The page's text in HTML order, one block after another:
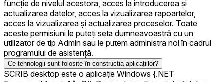
funcție de nivelul acestora, acces la introducerea și
actualizarea datelor, acces la vizualizarea rapoartelor,
acces la vizualizarea și actualizarea proceselor. Toate
aceste permisiuni le puteți seta dumneavoastră cu un
utilizator de tip Admin sau le putem administra noi în cadrul
programului de asistență.
Ce tehnologii sunt folosite în constructia aplicațiilor?
SCRIB desktop este o aplicație Windows {.NET